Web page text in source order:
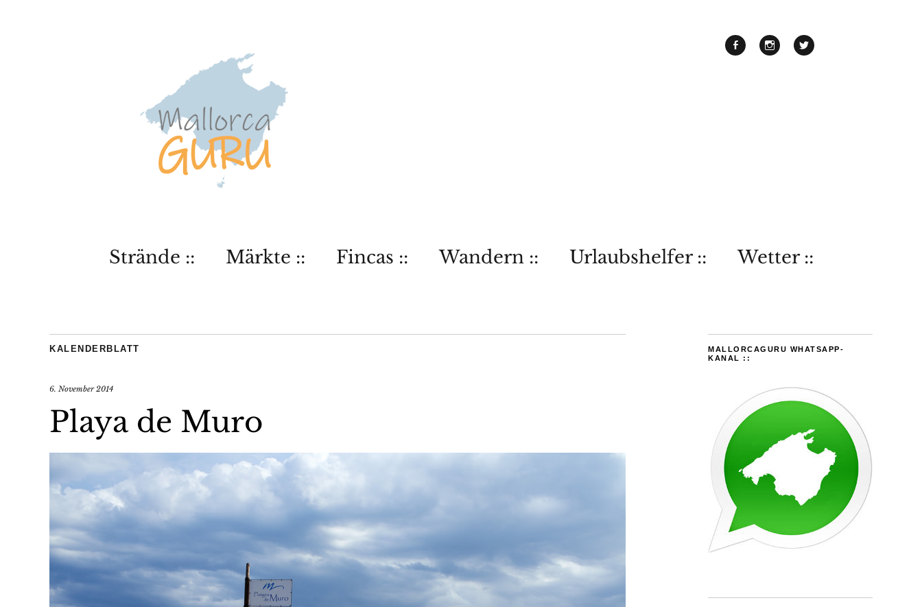
Strände :: Märkte :: Fincas :: Wandern :: Urlaubshelfer :: Wetter ::
KALENDERBLATT
6. November 2014
Playa de Muro
MALLORCAGURU WHATSAPP-
KANAL ::